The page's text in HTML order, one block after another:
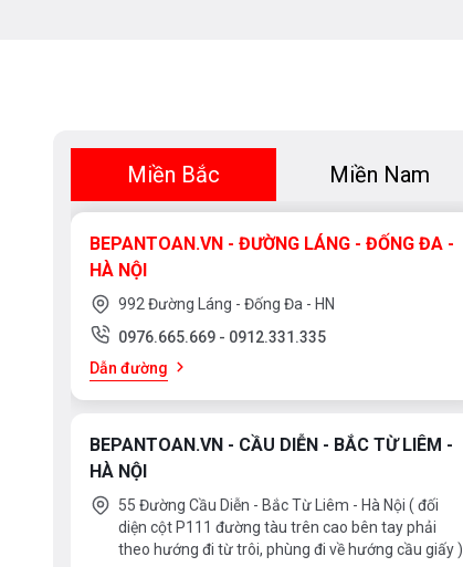
Miền Bắc Miền Nam
BEPANTOAN.VN - ĐƯỜNG LÁNG - ĐỐNG ĐA -
HÀ NỘI
992 Đường Láng - Đống Đa - HN
0976.665.669 - 0912.331.335
Dẫn đường
BEPANTOAN.VN - CẦU DIỄN - BẮC TỪ LIÊM -
HÀ NỘI
55 Đường Cầu Diễn - Bắc Từ Liêm - Hà Nội ( đối
diện cột P111 đường tàu trên cao bên tay phải
theo hướng đi từ trôi, phùng đi về hướng cầu giấy )